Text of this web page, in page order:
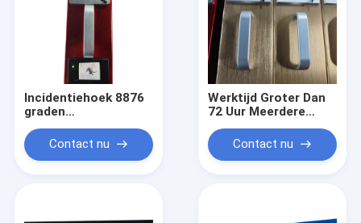
Incidentiehoek 8876
graden
Retroreflector Meter
met een totaal
volume van 700 mm
en een kijkhoek van
Contact nu
Werktijd Groter Dan
72 Uur Meerdere
Metingen
Technologie Zorgt
Voor Consistente
acquisitie
Contact nu